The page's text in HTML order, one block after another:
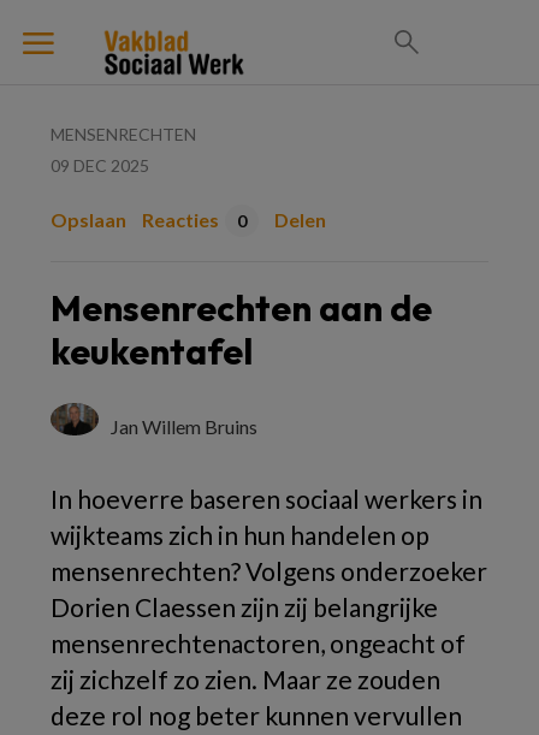
MENSENRECHTEN
09 DEC 2025
Opslaan Reacties 0 Delen
Mensenrechten aan de
keukentafel
Jan Willem Bruins
In hoeverre baseren sociaal werkers in
wijkteams zich in hun handelen op
mensenrechten? Volgens onderzoeker
Dorien Claessen zijn zij belangrijke
mensenrechtenactoren, ongeacht of
zij zichzelf zo zien. Maar ze zouden
deze rol nog beter kunnen vervullen